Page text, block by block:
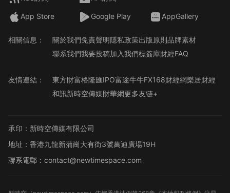
App Store Google Play AppGallery
相關信息： 關於我們免責聲明隱私政策出版原則品牌素材
聯系我們我要投稿加入我們標簽庫財經FAQ
友情連結： 東方財富格隆匯IPO富途牛牛FX168財經網樂居財經
和訊新時空傳媒財華網更多友链+
承印：新時空傳媒有限公司
地址：香港九龍新蒲崗大有街3號萬迪廣場19H
聯系電郵：contact@newtimespace.com